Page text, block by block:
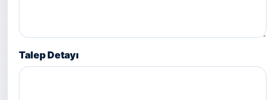
Talep Detayı